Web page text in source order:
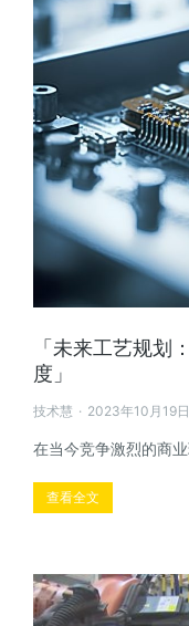
「未来工艺规划
度」
技术慧 2023年10月19日
在当今竞争激烈的商
查看全文